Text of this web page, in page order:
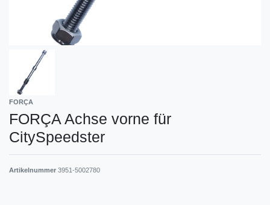
FORÇA
FORÇA Achse vorne für
CitySpeedster
Artikelnummer 3951-5002780